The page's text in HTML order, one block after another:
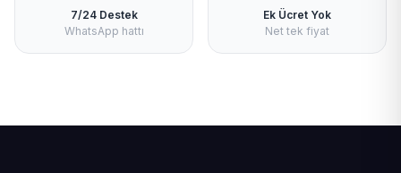
7/24 Destek
WhatsApp hattı
Ek Ücret Yok
Net tek fiyat